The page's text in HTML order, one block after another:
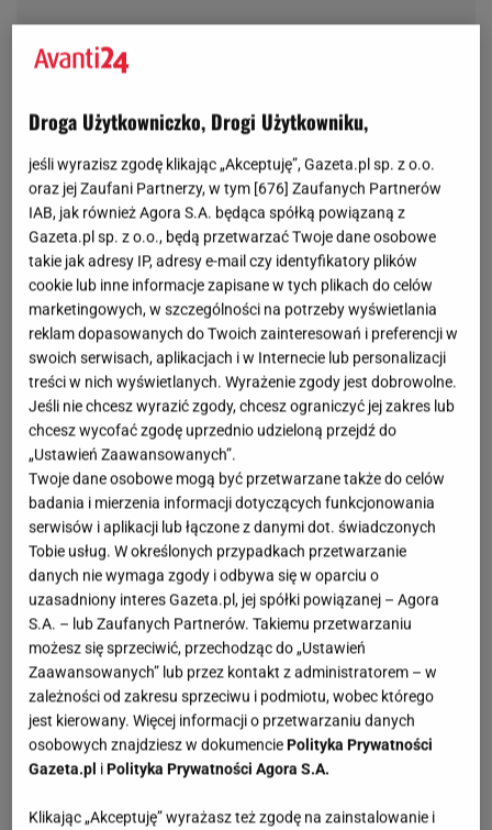
Droga Użytkowniczko, Drogi Użytkowniku,
jeśli wyrazisz zgodę klikając „Akceptuję”, Gazeta.pl sp. z o.o.
oraz jej Zaufani Partnerzy, w tym [676] Zaufanych Partnerów
IAB, jak również Agora S.A. będąca spółką powiązaną z
Gazeta.pl sp. z o.o., będą przetwarzać Twoje dane osobowe
takie jak adresy IP, adresy e-mail czy identyfikatory plików
cookie lub inne informacje zapisane w tych plikach do celów
marketingowych, w szczególności na potrzeby wyświetlania
reklam dopasowanych do Twoich zainteresowań i preferencji w
swoich serwisach, aplikacjach i w Internecie lub personalizacji
treści w nich wyświetlanych. Wyrażenie zgody jest dobrowolne.
Jeśli nie chcesz wyrazić zgody, chcesz ograniczyć jej zakres lub
chcesz wycofać zgodę uprzednio udzieloną przejdź do
„Ustawień Zaawansowanych”.
Twoje dane osobowe mogą być przetwarzane także do celów
badania i mierzenia informacji dotyczących funkcjonowania
serwisów i aplikacji lub łączone z danymi dot. świadczonych
Tobie usług. W określonych przypadkach przetwarzanie
danych nie wymaga zgody i odbywa się w oparciu o
uzasadniony interes Gazeta.pl, jej spółki powiązanej – Agora
S.A. – lub Zaufanych Partnerów. Takiemu przetwarzaniu
możesz się sprzeciwić, przechodząc do „Ustawień
Zaawansowanych” lub przez kontakt z administratorem – w
zależności od zakresu sprzeciwu i podmiotu, wobec którego
jest kierowany. Więcej informacji o przetwarzaniu danych
osobowych znajdziesz w dokumenciePolityka Prywatności
Gazeta.pl iPolityka Prywatności Agora S.A.
Klikając „Akceptuję” wyrażasz też zgodę na zainstalowanie i